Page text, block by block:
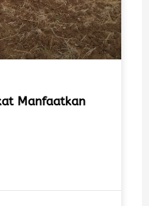
Manfaatkan